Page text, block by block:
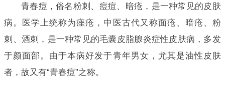
青春痘，俗名粉刺、痘痘、暗疮，是一种常见的皮肤
病。医学上统称为痤疮，中医古代又称面疮、暗疮、粉
刺、酒刺，是一种常见的毛囊皮脂腺炎症性皮肤病，多发
于颜面部。由于本病好发于青年男女，尤其是油性皮肤
者，故又有“青春痘”之称。